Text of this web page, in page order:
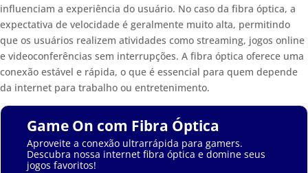
influenciam a experiência do usuário. No caso da fibra óptica, a
expectativa de velocidade é geralmente muito alta, permitindo
que os usuários realizem atividades como streaming, jogos online
e videoconferências sem interrupções. A fibra óptica oferece uma
conexão estável e rápida, o que é essencial para quem depende
da internet para trabalho ou entretenimento.
Game On com Fibra Óptica
Aproveite a conexão ultrarrápida para gamers.
Descubra nossa internet fibra óptica e domine seus
jogos favoritos!